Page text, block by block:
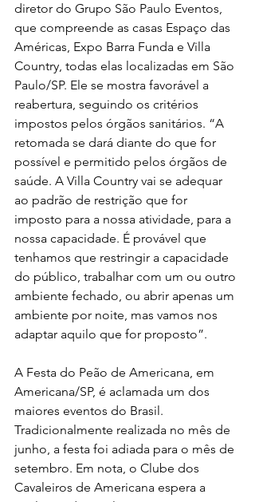
diretor do Grupo São Paulo Eventos,
que compreende as casas Espaço das
Américas, Expo Barra Funda e Villa
Country, todas elas localizadas em São
Paulo/SP. Ele se mostra favorável a
reabertura, seguindo os critérios
impostos pelos órgãos sanitários. “A
retomada se dará diante do que for
possível e permitido pelos órgãos de
saúde. A Villa Country vai se adequar
ao padrão de restrição que for
imposto para a nossa atividade, para a
nossa capacidade. É provável que
tenhamos que restringir a capacidade
do público, trabalhar com um ou outro
ambiente fechado, ou abrir apenas um
ambiente por noite, mas vamos nos
adaptar aquilo que for proposto”.
A Festa do Peão de Americana, em
Americana/SP, é aclamada um dos
maiores eventos do Brasil.
Tradicionalmente realizada no mês de
junho, a festa foi adiada para o mês de
setembro. Em nota, o Clube dos
Cavaleiros de Americana espera a